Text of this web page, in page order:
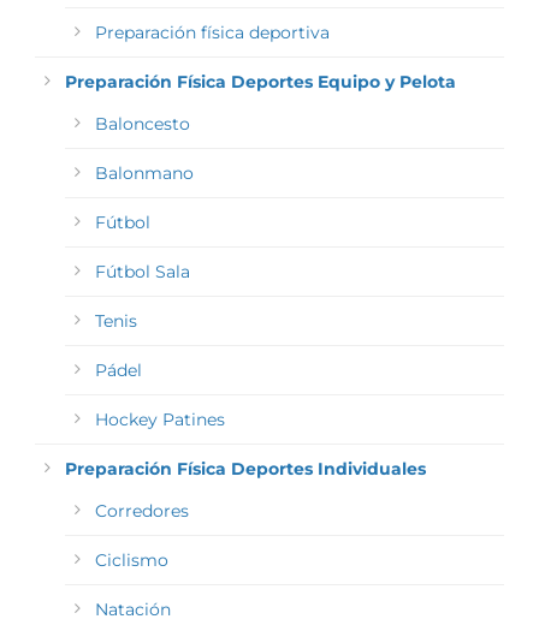
Preparación física deportiva
Preparación Física Deportes Equipo y Pelota
Baloncesto
Balonmano
Fútbol
Fútbol Sala
Tenis
Pádel
Hockey Patines
Preparación Física Deportes Individuales
Corredores
Ciclismo
Natación